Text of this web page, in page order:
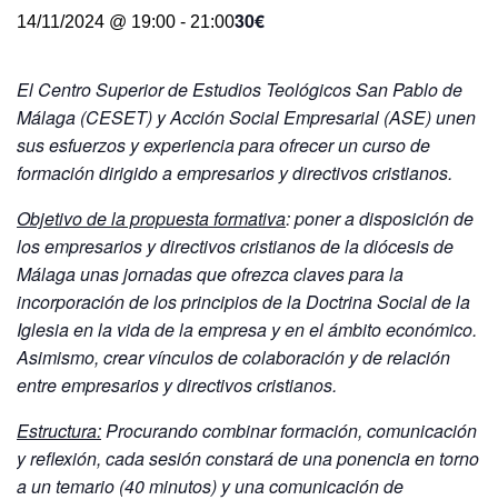
14/11/2024 @ 19:00 - 21:0030€
El Centro Superior de Estudios Teológicos San Pablo de
Málaga (CESET) y Acción Social Empresarial (ASE) unen
sus esfuerzos y experiencia para ofrecer un curso de
formación dirigido a empresarios y directivos cristianos.
Objetivo de la propuesta formativa: poner a disposición de
los empresarios y directivos cristianos de la diócesis de
Málaga unas jornadas que ofrezca claves para la
incorporación de los principios de la Doctrina Social de la
Iglesia en la vida de la empresa y en el ámbito económico.
Asimismo, crear vínculos de colaboración y de relación
entre empresarios y directivos cristianos.
Estructura:Procurando combinar formación, comunicación
y reflexión, cada sesión constará de una ponencia en torno
a un temario (40 minutos) y una comunicación de